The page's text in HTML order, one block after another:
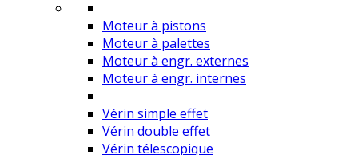
Moteur à pistons
Moteur à palettes
Moteur à engr. externes
Moteur à engr. internes
Vérin simple effet
Vérin double effet
Vérin télescopique